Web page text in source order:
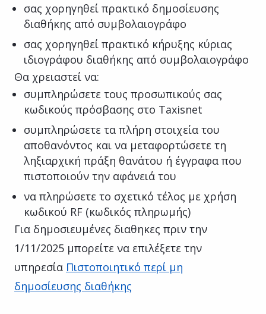
σας χορηγηθεί πρακτικό δημοσίευσης
διαθήκης από συμβολαιογράφο
σας χορηγηθεί πρακτικό κήρυξης κύριας
ιδιογράφου διαθήκης από συμβολαιογράφο
Θα χρειαστεί να:
συμπληρώσετε τους προσωπικούς σας
κωδικούς πρόσβασης στο Taxisnet
συμπληρώσετε τα πλήρη στοιχεία του
αποθανόντος και να μεταφορτώσετε τη
ληξιαρχική πράξη θανάτου ή έγγραφα που
πιστοποιούν την αφάνειά του
να πληρώσετε το σχετικό τέλος με χρήση
κωδικού RF (κωδικός πληρωμής)
Για δημοσιευμένες διαθηκες πριν την
1/11/2025 μπορείτε να επιλέξετε την
υπηρεσία Πιστοποιητικό περί μη
δημοσίευσης διαθήκης